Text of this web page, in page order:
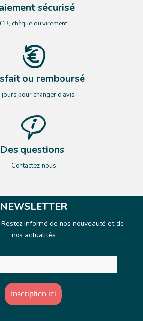
sécurisé
CB, chèque ou virement
ou remboursé
jours pour changer d’avis
Des questions
Contactez-nous
NEWSLETTER
informé de nos nouveauté et de
nos actualités
*